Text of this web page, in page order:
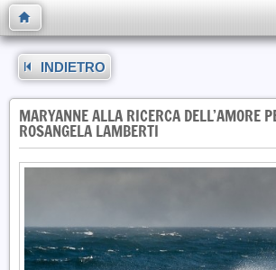
INDIETRO
MARYANNE ALLA RICERCA DELL’AMORE
ROSANGELA LAMBERTI